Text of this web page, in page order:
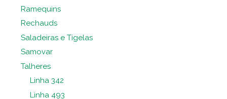
Ramequins
Rechauds
Saladeiras e Tigelas
Samovar
Talheres
Linha 342
Linha 493